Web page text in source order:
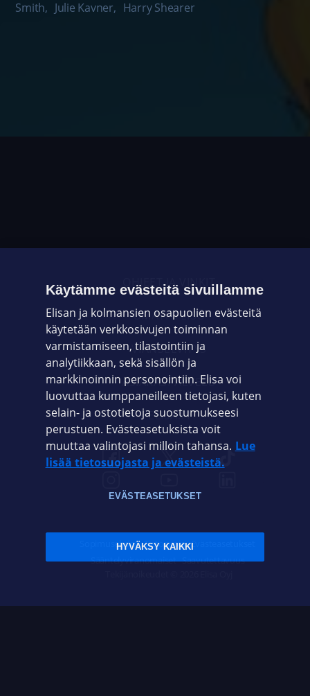
Smith, Julie Kavner, Harry Shearer
OHJEET JA VINKIT
OMAYHTEISÖ
VIANSELVITYS
ASIAKASPALVELU
ELISA.FI
Sopimusehdot Tietosuoja Evästeasetukset
Sääntelyviranomaiset Saavutettavuus
Käytämme evästeitä sivuillamme
Elisan ja kolmansien osapuolien evästeitä
käytetään verkkosivujen toiminnan
varmistamiseen, tilastointiin ja
analytiikkaan, sekä sisällön ja
markkinoinnin personointiin. Elisa voi
luovuttaa kumppaneilleen tietojasi, kuten
selain- ja ostotietoja suostumukseesi
perustuen. Evästeasetuksista voit
muuttaa valintojasi milloin tahansa. Lue
lisää tietosuojasta ja evästeistä.
EVÄSTEASETUKSET
HYVÄKSY KAIKKI